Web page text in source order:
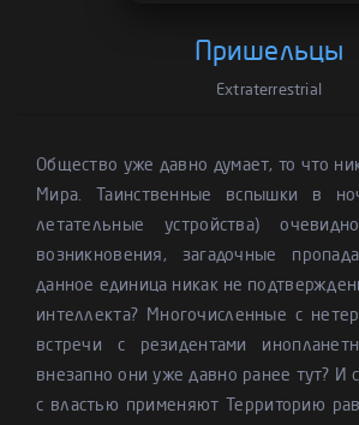
Пришельцы
Extraterrestrial
Общество уже давно думает, то что
Мира. Таинственные вспышки в
летательные устройства)
возникновения, загадочные
данное единица никак не
интеллекта? Многочисленные с
встречи с резидентами
внезапно они уже давно ранее тут? И
с властью применяют Территорию